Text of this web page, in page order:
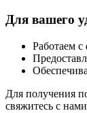
Для вашего
Работаем
Для получения
свяжитесь с